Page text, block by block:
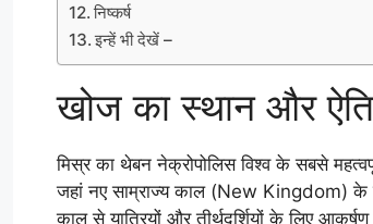
निष्कर्ष
इन्हें भी देखें –
खोज का स्थान और
मिस्र का थेबन नेक्रोपोलिस विश्व के सबसे
जहां नए साम्राज्य काल (New Kingdom) के
काल से यात्रियों और तीर्थदर्शियों के लिए